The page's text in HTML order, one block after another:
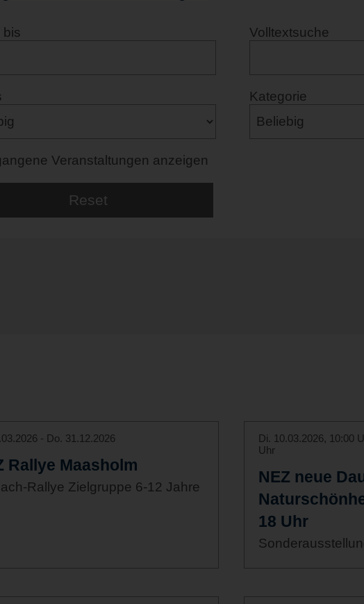
bis Volltextsuche
Kategorie
Veranstaltungen anzeigen
- Do. 31.12.2026
Rallye Maasholm
Rallye Zielgruppe 6-12 Jahre
Di. 10.03.2026, 10:00
Uhr
NEZ neue
18 Uhr